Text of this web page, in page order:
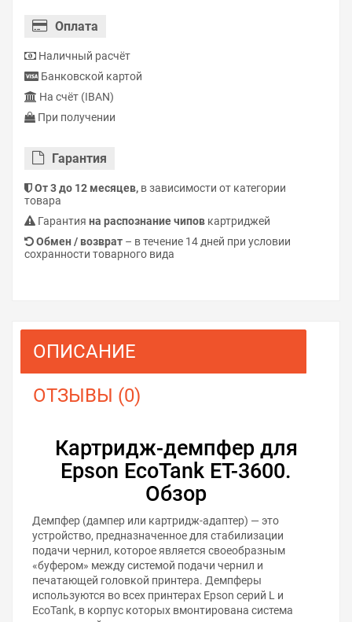
Оплата
Наличный расчёт
Банковской картой
На счёт (IBAN)
При получении
Гарантия
От 3 до 12 месяцев, в зависимости от категории
товара
Гарантия на распознание чипов картриджей
Обмен / возврат – в течение 14 дней при условии
сохранности товарного вида
ОПИСАНИЕ
ОТЗЫВЫ (0)
Картридж-демпфер для
Epson EcoTank ET-3600.
Обзор
Демпфер (дампер или картридж-адаптер) — это
устройство, предназначенное для стабилизации
подачи чернил, которое является своеобразным
«буфером» между системой подачи чернил и
печатающей головкой принтера. Демпферы
используются во всех принтерах Epson серий L и
EcoTank, в корпус которых вмонтирована система